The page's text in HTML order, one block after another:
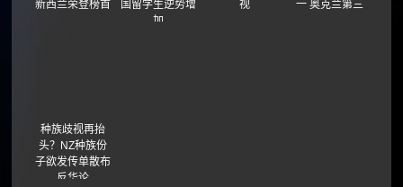
新西兰荣登榜首
国留学生逆势增
加
视
一 奥克兰第三
种族歧视再抬
头？NZ种族份
子欲发传单散布
反华论